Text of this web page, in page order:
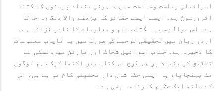
اسرائیلی ریاست وسیاست میں صیہونی بنیاد پرستوں کا کتنا
اثرورسوخ ہے۔ ایسے ایسے حقائق کہ پڑھنے والا دنگ رہ جاتا
ہے۔ اس حوالے سے یہ کتاب علم و معلومات کا نادر خزانہ ہے۔
اردو زبان میں تحقیقی ترجمے کی صورت میں یہ نایاب معلومات
کا ذخیرہ ہے۔ جناب اسرائیل شحاک اور نارٹن میزونسکی نے
تحقیق کی بنیاد پر جس طرح اس کتاب میں اکٹھا کرکے ہم لوگوں
تک پہنچایا، یہ اپنی جگہ شان دار تحقیقی کام تو ہے ہی، اس
کے ساتھ ایک عظیم کارنامہ بھی ہے۔